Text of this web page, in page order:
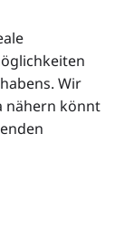
Wir
nähern könnt